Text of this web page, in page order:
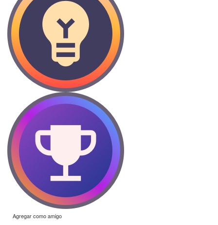
Agregar como amigo